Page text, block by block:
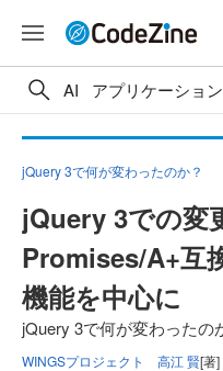
AI アプリケーショ
jQuery 3で何が変わったのか？
jQuery 3での変
Promises/A+互
機能を中心に
jQuery 3で何が変わったの
WINGSプロジェクト 高江 賢[著]